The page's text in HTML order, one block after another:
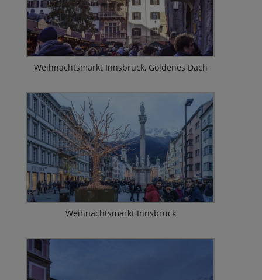
Weihnachtsmarkt Innsbruck, Goldenes Dach
Weihnachtsmarkt Innsbruck